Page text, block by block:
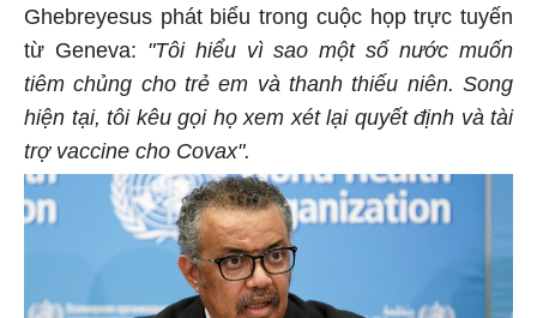
Ghebreyesus phát biểu trong cuộc họp trực tuyến
từ Geneva: "Tôi hiểu vì sao một số nước muốn
tiêm chủng cho trẻ em và thanh thiếu niên. Song
hiện tại, tôi kêu gọi họ xem xét lại quyết định và tài
trợ vaccine cho Covax".